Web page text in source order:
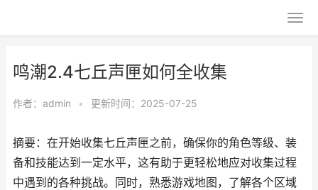
鸣潮2.4七丘声匣如何全收集
作者： admin • 更新时间：2025-07-25
摘要：在开始收集七丘声匣之前，确保你的角色等级、装
备和技能达到一定水平，这有助于更轻松地应对收集过程
中遇到的各种挑战。同时，熟悉游戏地图，了解各个区域